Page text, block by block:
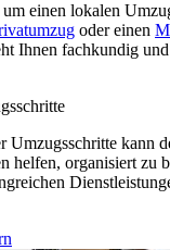
einen lokalen
oder einen
Ihnen fachkundig
Umzugsschritte kann
helfen, organisiert zu